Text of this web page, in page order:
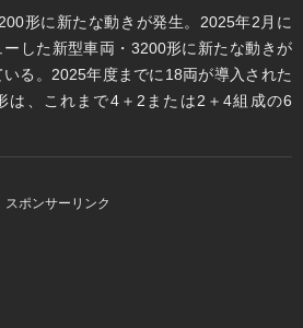
形に新たな動きが発生。2025年2月に
ーした新型車両・3200形に新たな動きが
いる。2025年度までに18両が導入された
は、これまで4＋2または2＋4組成の6
スポンサーリンク